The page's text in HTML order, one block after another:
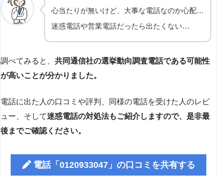
心当たりが無いけど、大事な電話なのか心配…
迷惑電話や営業電話だったら出たくない…
調べてみると、 共同通信社の選挙動向調査電話である可能性
が高いことが分かりました。
電話に出た人の口コミや評判、同様の電話を受けた人のレビ
ュー、そして迷惑電話の対処法もご紹介しますので、是非最
後までご確認ください。
電話「0120933047」の口コミを共有する